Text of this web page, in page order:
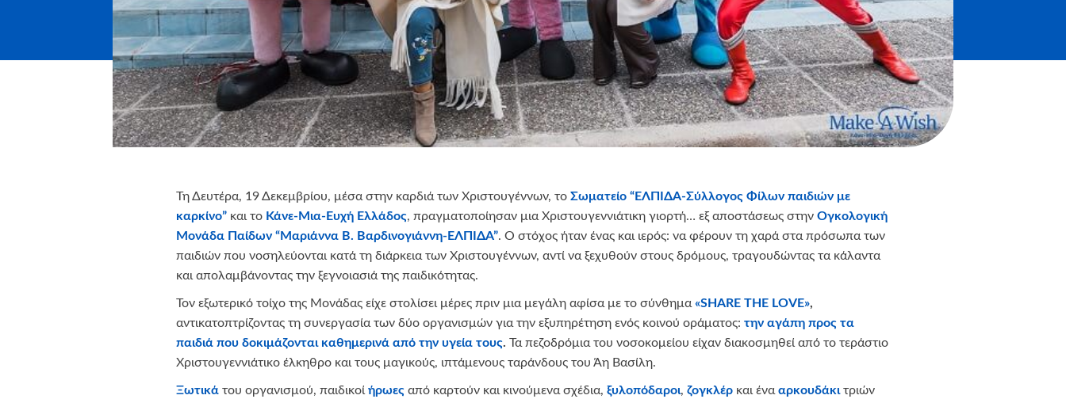
Τη Δευτέρα, 19 Δεκεμβρίου, μέσα στην καρδιά των Χριστουγέννων, το Σωματείο “ΕΛΠΙΔΑ-Σύλλογος Φίλων παιδιών με
καρκίνο” και το Κάνε-Μια-Ευχή Ελλάδος, πραγματοποίησαν μια Χριστουγεννιάτικη γιορτή… εξ αποστάσεως στην Ογκολογική
Μονάδα Παίδων “Μαριάννα Β. Βαρδινογιάννη-ΕΛΠΙΔΑ”. Ο στόχος ήταν ένας και ιερός: να φέρουν τη χαρά στα πρόσωπα των
παιδιών που νοσηλεύονται κατά τη διάρκεια των Χριστουγέννων, αντί να ξεχυθούν στους δρόμους, τραγουδώντας τα κάλαντα
και απολαμβάνοντας την ξεγνοιασιά της παιδικότητας.
Τον εξωτερικό τοίχο της Μονάδας είχε στολίσει μέρες πριν μια μεγάλη αφίσα με το σύνθημα «SHARE THE LOVE»,
αντικατοπτρίζοντας τη συνεργασία των δύο οργανισμών για την εξυπηρέτηση ενός κοινού οράματος: την αγάπη προς τα
παιδιά που δοκιμάζονται καθημερινά από την υγεία τους. Τα πεζοδρόμια του νοσοκομείου είχαν διακοσμηθεί από το τεράστιο
Χριστουγεννιάτικο έλκηθρο και τους μαγικούς, ιπτάμενους ταράνδους του Άη Βασίλη.
Ξωτικά του οργανισμού, παιδικοί ήρωες από καρτούν και κινούμενα σχέδια, ξυλοπόδαροι, ζογκλέρ και ένα αρκουδάκι τριών